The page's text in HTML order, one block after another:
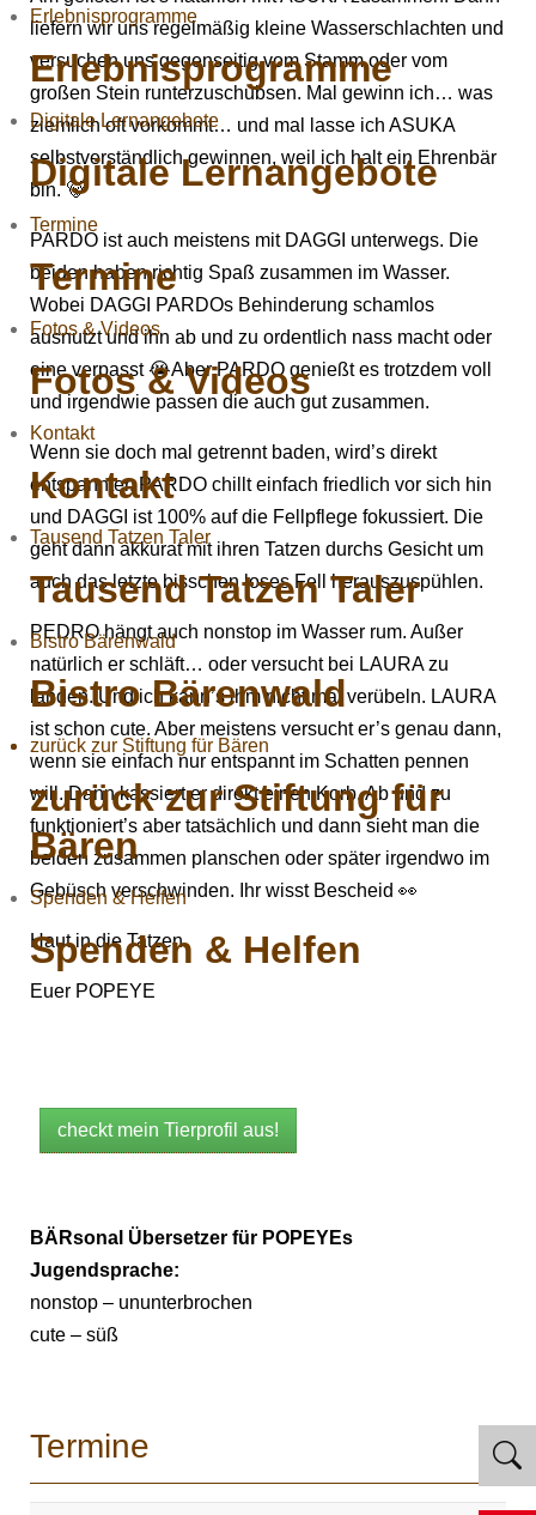
Erlebnisprogramme
Erlebnisprogramme
Digitale Lernangebote
Digitale Lernangebote
Termine
Termine
Fotos & Videos
Fotos & Videos
Kontakt
Kontakt
Tausend Tatzen Taler
Tausend Tatzen Taler
Bistro Bärenwald
Bistro Bärenwald
zurück zur Stiftung für Bären
zurück zur Stiftung für
Bären
Spenden & Helfen
Spenden & Helfen
liefern wir uns regelmäßig kleine Wasserschlachten und
versuchen uns gegenseitig vom Stamm oder vom
großen Stein runterzuschubsen. Mal gewinn ich… was
ziemlich oft vorkommt… und mal lasse ich ASUKA
selbstverständlich gewinnen, weil ich halt ein Ehrenbär
bin. 🐻
PARDO ist auch meistens mit DAGGI unterwegs. Die
beiden haben richtig Spaß zusammen im Wasser.
Wobei DAGGI PARDOs Behinderung schamlos
ausnutzt und ihn ab und zu ordentlich nass macht oder
eine verpasst 😭Aber PARDO genießt es trotzdem voll
und irgendwie passen die auch gut zusammen.
Wenn sie doch mal getrennt baden, wird’s direkt
entspannter. PARDO chillt einfach friedlich vor sich hin
und DAGGI ist 100% auf die Fellpflege fokussiert. Die
geht dann akkurat mit ihren Tatzen durchs Gesicht um
auch das letzte bisschen loses Fell herauszuspühlen.
PEDRO hängt auch nonstop im Wasser rum. Außer
natürlich er schläft… oder versucht bei LAURA zu
landen. Und ich kann’s ihm nicht mal verübeln. LAURA
ist schon cute. Aber meistens versucht er’s genau dann,
wenn sie einfach nur entspannt im Schatten pennen
will. Dann kassiert er direkt einen Korb. Ab und zu
funktioniert’s aber tatsächlich und dann sieht man die
beiden zusammen planschen oder später irgendwo im
Gebüsch verschwinden. Ihr wisst Bescheid 👀
Haut in die Tatzen
Euer POPEYE
checkt mein Tierprofil aus!
BÄRsonal Übersetzer für POPEYEs
Jugendsprache:
nonstop – ununterbrochen
cute – süß
Termine